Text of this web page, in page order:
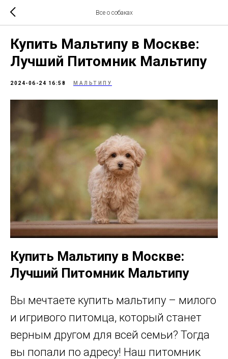
Все о собаках
Купить Мальтипу в Москве:
Лучший Питомник Мальтипу
2024-06-24 16:58 МАЛЬТИПУ
Купить Мальтипу в Москве:
Лучший Питомник Мальтипу
Вы мечтаете купить мальтипу – милого
и игривого питомца, который станет
верным другом для всей семьи? Тогда
вы попали по адресу! Наш питомник